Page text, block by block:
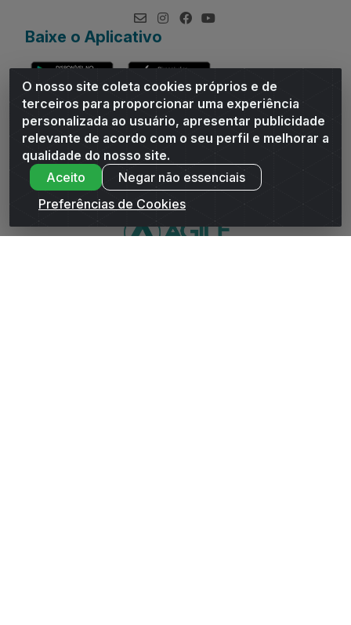
O nosso site coleta cookies próprios e de
terceiros para proporcionar uma experiência
personalizada ao usuário, apresentar publicidade
relevante de acordo com o seu perfil e melhorar a
qualidade do nosso site.
Aceito
Negar não essenciais
Preferências de Cookies
Baixe o Aplicativo
Andrade Distribuidor - ROD AL 110, n° 1401 - Sitio Moco,
Arapiraca/AL - CEP 57319-300 - CNPJ 10.667.481/0001-47